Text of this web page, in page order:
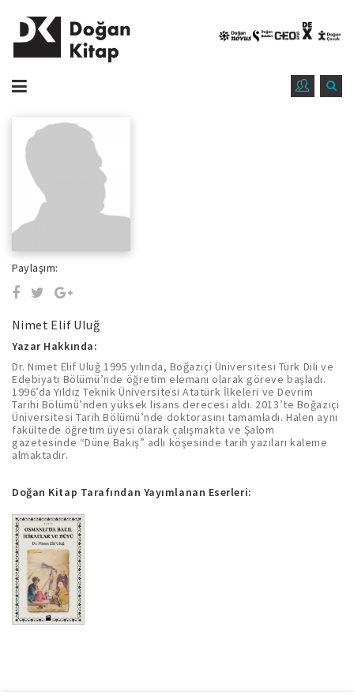
Paylaşım:
Nimet Elif Uluğ
Yazar Hakkında:
Dr. Nimet Elif Uluğ 1995 yılında, Boğaziçi Üniversitesi Türk Dili ve
Edebiyatı Bölümü’nde öğretim elemanı olarak göreve başladı.
1996’da Yıldız Teknik Üniversitesi Atatürk İlkeleri ve Devrim
Tarihi Bölümü’nden yüksek lisans derecesi aldı. 2013’te Boğaziçi
Üniversitesi Tarih Bölümü’nde doktorasını tamamladı. Halen aynı
fakültede öğretim üyesi olarak çalışmakta ve Şalom
gazetesinde “Düne Bakış” adlı köşesinde tarih yazıları kaleme
almaktadır.
Doğan Kitap Tarafından Yayımlanan Eserleri: